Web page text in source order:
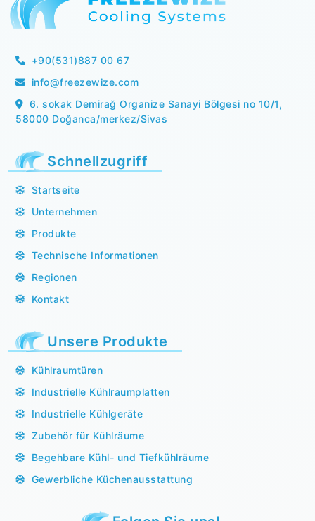
+90(531)887 00 67
info@freezewize.com
6. sokak Demirağ Organize Sanayi Bölgesi no 10/1,
58000 Doğanca/merkez/Sivas
Schnellzugriff
Startseite
Unternehmen
Produkte
Technische Informationen
Regionen
Kontakt
Unsere Produkte
Kühlraumtüren
Industrielle Kühlraumplatten
Industrielle Kühlgeräte
Zubehör für Kühlräume
Begehbare Kühl- und Tiefkühlräume
Gewerbliche Küchenausstattung